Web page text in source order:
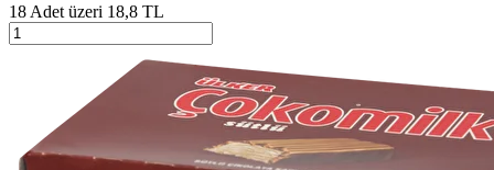
18 Adet üzeri 18,8 TL